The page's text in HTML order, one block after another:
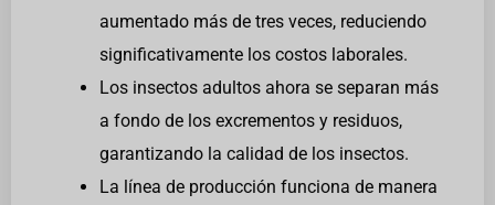
aumentado más de tres veces, reduciendo
significativamente los costos laborales.
Los insectos adultos ahora se separan más
a fondo de los excrementos y residuos,
garantizando la calidad de los insectos.
La línea de producción funciona de manera